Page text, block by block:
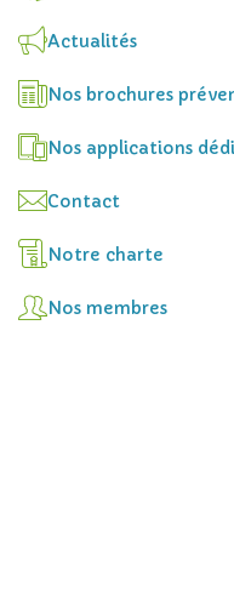
Actualités
Nos brochures
Nos applications
Contact
Notre charte
Nos membres